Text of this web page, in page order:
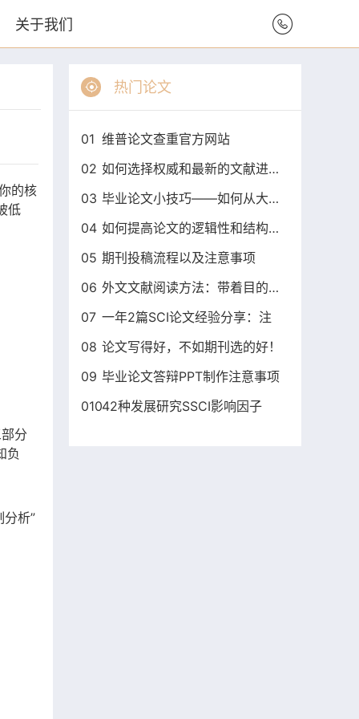
关于我们
的核
低
分
负
分析”
热门论文
01 维普论文查重官方网站
02
如何选择权威和最新的文献进行毕
03
毕业论文小技巧——如何从大纲开
04
如何提高论文的逻辑性和结构性？
05 期刊投稿流程以及注意事项
06
外文文献阅读方法：带着目的找答
07 一年2篇SCI论文经验分享：注
08 论文写得好，不如期刊选的好！
09 毕业论文答辩PPT制作注意事项
01042种发展研究SSCI影响因子